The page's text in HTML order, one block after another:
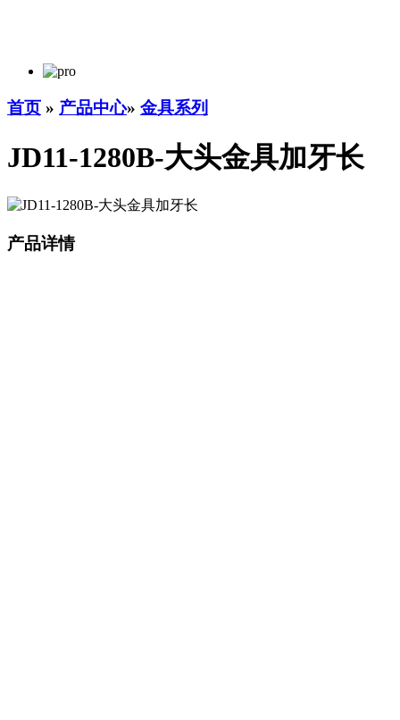
首页 » 产品中心» 金具系列
JD11-1280B-大头金具加牙长
产品详情